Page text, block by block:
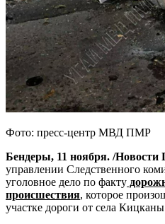
Фото: пресс-центр МВД ПМР
Бендеры, 11 ноября. /Новости
управлении Следственного
уголовное дело по факту
происшествия, которое
участке дороги от села